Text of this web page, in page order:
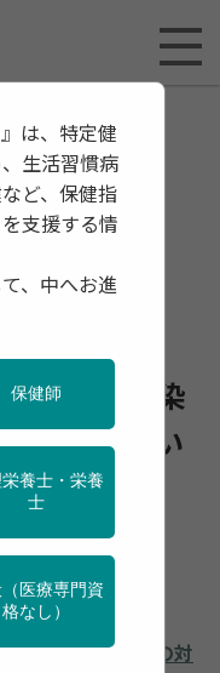
（HPV）感染
対応につい
料
定期接種の今後の対
は、特定健
生活習慣病
ど、保健指
支援する情
、中へお進
保健師
養士・栄養
士
医療専門資
格なし）